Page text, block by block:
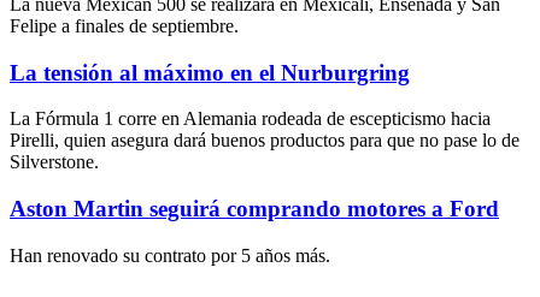
Felipe a finales de septiembre.
La tensión al máximo en el Nurburgring
La Fórmula 1 corre en Alemania rodeada de escepticismo hacia
Pirelli, quien asegura dará buenos productos para que no pase lo de
Silverstone.
Aston Martin seguirá comprando motores a Ford
Han renovado su contrato por 5 años más.